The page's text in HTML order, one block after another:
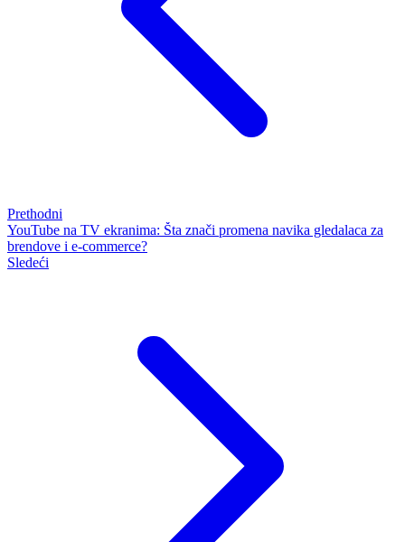
Prethodni
YouTube na TV ekranima: Šta znači promena navika gledalaca za
brendove i e-commerce?
Sledeći